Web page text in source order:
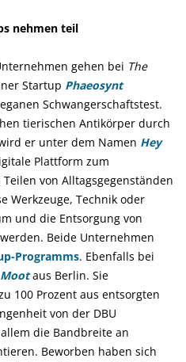
nehmen teil
gehen bei The
Startup Phaeosynt
Schwangerschaftstest.
tierischen Antikörper durch
er unter dem Namen Hey
Plattform zum
von Alltagsgegenständen
Werkzeuge, Technik oder
und die Entsorgung von
Beide Unternehmen
Programms. Ebenfalls bei
Mootaus Berlin. Sie
100 Prozent aus entsorgten
von der DBU
die Bandbreite an
Beworben haben sich